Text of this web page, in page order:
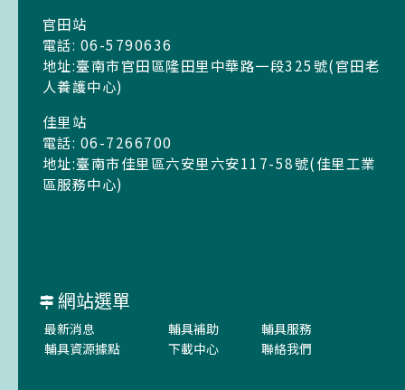
官田站
電話: 06-5790636
地址:臺南市官田區隆田里中華路一段325號(官田老
人養護中心)
佳里站
電話: 06-7266700
地址:臺南市佳里區六安里六安117-58號(佳里工業
區服務中心)
網站選單
最新消息 輔具補助
輔具服務
輔具資源據點
下載中心 聯絡我們